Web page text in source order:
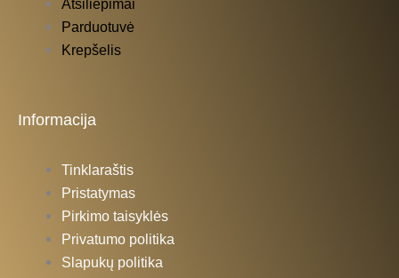
Atsiliepimai
Parduotuvė
Krepšelis
Informacija
Tinklaraštis
Pristatymas
Pirkimo taisyklės
Privatumo politika
Slapukų politika